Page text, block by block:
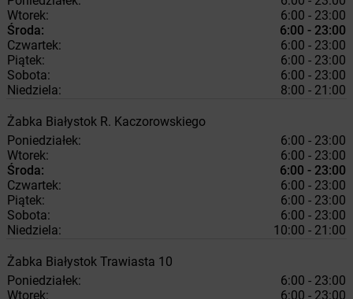
Wtorek:
6:00 - 23:00
Środa:
6:00 - 23:00
Czwartek:
6:00 - 23:00
Piątek:
6:00 - 23:00
Sobota:
6:00 - 23:00
Niedziela:
8:00 - 21:00
Żabka Białystok R. Kaczorowskiego
Poniedziałek:
6:00 - 23:00
Wtorek:
6:00 - 23:00
Środa:
6:00 - 23:00
Czwartek:
6:00 - 23:00
Piątek:
6:00 - 23:00
Sobota:
6:00 - 23:00
Niedziela:
10:00 - 21:00
Żabka Białystok Trawiasta 10
Poniedziałek:
6:00 - 23:00
Wtorek:
6:00 - 23:00